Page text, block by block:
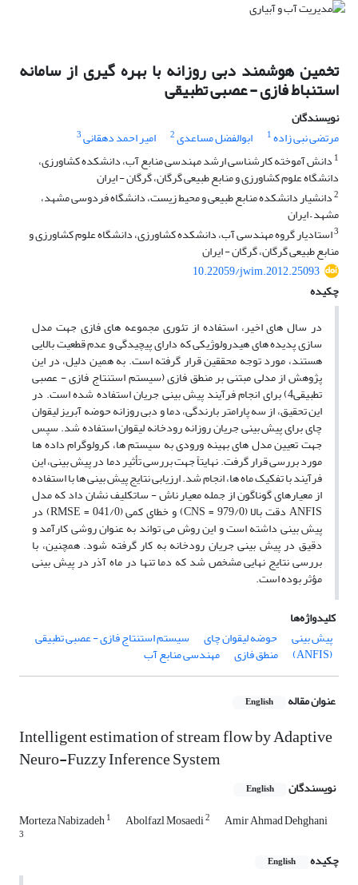
تخمین هوشمند دبی روزانه با بهره گیری از سامانه
استنباط فازی - عصبی تطبیقی
نویسندگان
مرتضی نبی زاده1 ابوالفضل مساعدی2 امیر احمد دهقانی3
1 دانش آموخته کارشناسی ارشد مهندسی منابع آب، دانشکده کشاورزی،
دانشگاه علوم کشاورزی و منابع طبیعی گرگان، گرگان - ایران
2دانشیار دانشکده منابع طبیعی و محیط زیست، دانشگاه فردوسی مشهد،
مشهد – ایران
3استادیار گروه مهندسی آب، دانشکده کشاورزی، دانشگاه علوم کشاورزی و
منابع طبیعی گرگان، گرگان - ایران
10.22059/jwim.2012.25093
چکیده
در سال های اخیر، استفاده از تئوری مجموعه های فازی جهت مدل
سازی پدیده های هیدرولوژیکی که دارای پیچیدگی و عدم قطعیت بالایی
هستند، مورد توجه محققین قرار گرفته است. به همین دلیل، در این
پژوهش از مدلی مبتنی بر منطق فازی (سیستم استنتاج فازی - عصبی
تطبیقی4) برای انجام فرآیند پیش بینی جریان استفاده شده است. در
این تحقیق، از سه پارامتر بارندگی، دما و دبی روزانه حوضه آبریز لیقوان
چای برای پیش بینی جریان روزانه رودخانه لیقوان استفاده شد. سپس
جهت تعیین مدل های بهینه ورودی به سیستم ها، کرولوگرام داده ها
مورد بررسی قرار گرفت. نهایتاً جهت بررسی تأثیر دما در پیش بینی، این
فرآیند با تفکیک ماه ها، انجام شد. ارزیابی نتایج پیش بینی ها با استفاده
از معیارهای گوناگون از جمله معیار ناش - ساتکلیف نشان داد که مدل
ANFIS دقت بالا (979/0 = CNS) و خطای کمی (041/0 = RMSE) در
پیش بینی داشته است و این روش می تواند به عنوان روشی کارآمد و
دقیق در پیش بینی جریان رودخانه به کار گرفته شود. همچنین، با
بررسی نتایج نهایی مشخص شد که دما تنها در ماه آذر در پیش بینی
مؤثر بوده است.
کلیدواژه‌ها
پیش بینی
حوضه لیقوان چای سیستم استنتاج فازی - عصبی تطبیقی
(ANFIS) منطق فازی مهندسی منابع آب
عنوان مقاله English
Intelligent estimation of stream flow by Adaptive
Neuro-Fuzzy Inference System
نویسندگان English
Morteza Nabizadeh1 Abolfazl Mosaedi2 Amir Ahmad Dehghani
3
چکیده English